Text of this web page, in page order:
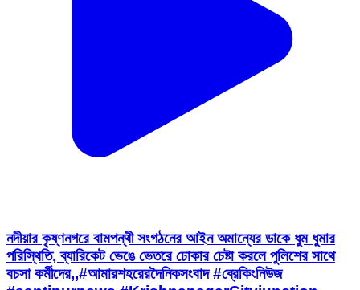
নদীয়ার কৃষ্ণনগরে বামপন্থী সংগঠনের আইন অমান্যের ডাকে ধুম ধুমার
পরিস্থিতি, ব্যারিকেট ভেঙে ভেতরে ঢোকার চেষ্টা করলে পুলিশের সাথে
বচসা কর্মীদের,,#আমারশহরেরদৈনিকসংবাদ #ব্রেকিংনিউজ